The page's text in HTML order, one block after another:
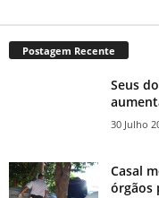
Postagem Recente
Seus
30 Julho
Casal
órgãos